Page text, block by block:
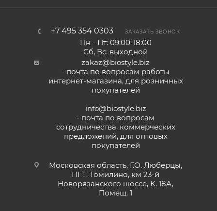
+7 495 354 0303 ЗАКАЗАТЬ ЗВОНОК
Пн - Пт: 09:00-18:00
Сб, Вс: выходной
zakaz@biostyle.biz
- почта по вопросам работы
интернет-магазина, для розничных
покупателей
info@biostyle.biz
- почта по вопросам
сотрудничества, коммерческих
предложений, для оптовых
покупателей
Московская область, Г.О. Люберцы,
ПГТ. Томилино, км 23-й
Новорязанского шоссе, К. 18А,
Помещ. 1